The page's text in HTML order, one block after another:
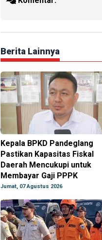
Berita Lainnya
Kepala BPKD Pandeglang
Pastikan Kapasitas Fiskal
Daerah Mencukupi untuk
Membayar Gaji PPPK
Jumat, 07 Agustus 2026